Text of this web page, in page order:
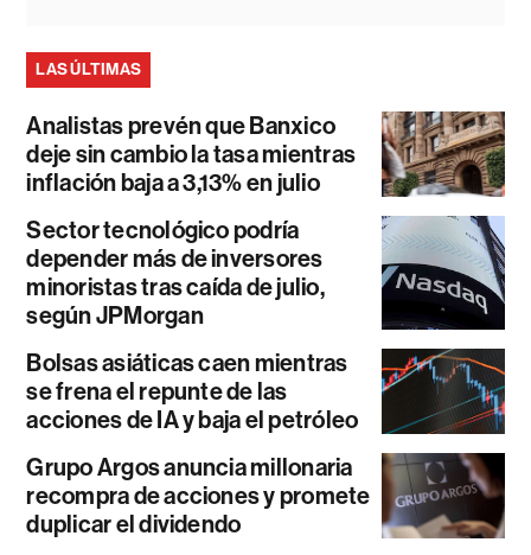
LAS ÚLTIMAS
Analistas prevén que Banxico
deje sin cambio la tasa mientras
inflación baja a 3,13% en julio
Sector tecnológico podría
depender más de inversores
minoristas tras caída de julio,
según JPMorgan
Bolsas asiáticas caen mientras
se frena el repunte de las
acciones de IA y baja el petróleo
Grupo Argos anuncia millonaria
recompra de acciones y promete
duplicar el dividendo